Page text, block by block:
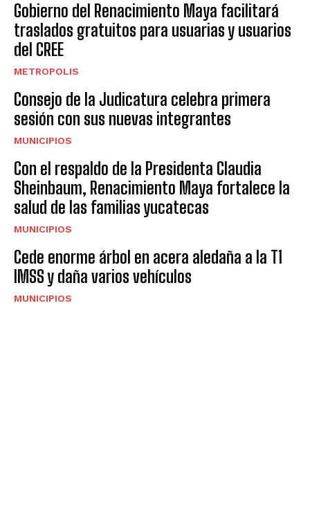
Gobierno del Renacimiento Maya facilitará
traslados gratuitos para usuarias y usuarios
del CREE
METROPOLIS
Consejo de la Judicatura celebra primera
sesión con sus nuevas integrantes
MUNICIPIOS
Con el respaldo de la Presidenta Claudia
Sheinbaum, Renacimiento Maya fortalece la
salud de las familias yucatecas
MUNICIPIOS
Cede enorme árbol en acera aledaña a la T1
IMSS y daña varios vehículos
MUNICIPIOS